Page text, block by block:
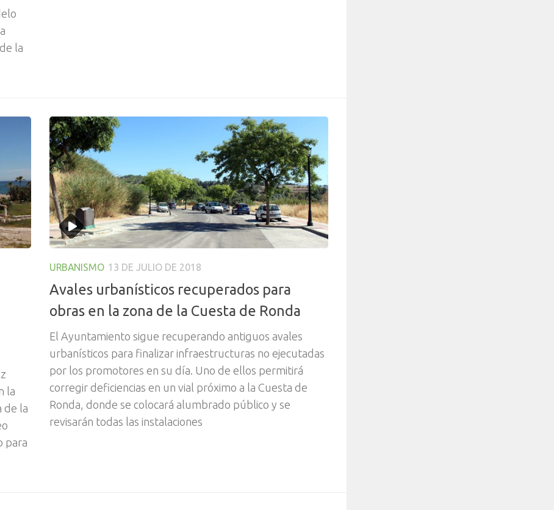
la
la
de la
para
URBANISMO 13 DE JULIO DE 2018
Avales urbanísticos recuperados para
obras en la zona de la Cuesta de Ronda
El Ayuntamiento sigue recuperando antiguos avales
urbanísticos para finalizar infraestructuras no ejecutadas
por los promotores en su día. Uno de ellos permitirá
corregir deficiencias en un vial próximo a la Cuesta de
Ronda, donde se colocará alumbrado público y se
revisarán todas las instalaciones